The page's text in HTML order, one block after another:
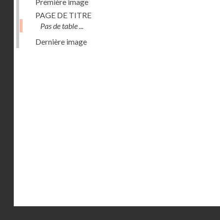
PAGE DE TITRE
Pas de table ...
Dernière image